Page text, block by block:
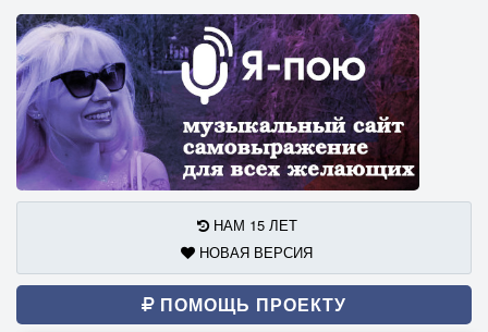
НАМ 15 ЛЕТ
НОВАЯ ВЕРСИЯ
ПОМОЩЬ ПРОЕКТУ